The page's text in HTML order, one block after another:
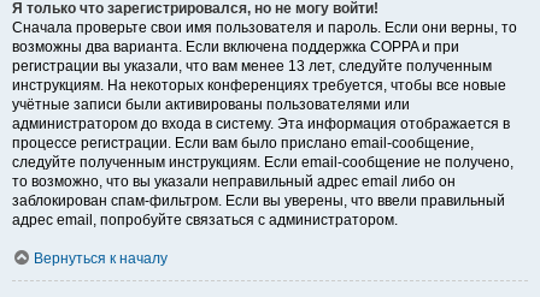
Я только что зарегистрировался, но не могу войти!
Сначала проверьте свои имя пользователя и пароль. Если они верны, то
возможны два варианта. Если включена поддержка COPPA и при
регистрации вы указали, что вам менее 13 лет, следуйте полученным
инструкциям. На некоторых конференциях требуется, чтобы все новые
учётные записи были активированы пользователями или
администратором до входа в систему. Эта информация отображается в
процессе регистрации. Если вам было прислано email-сообщение,
следуйте полученным инструкциям. Если email-сообщение не получено,
то возможно, что вы указали неправильный адрес email либо он
заблокирован спам-фильтром. Если вы уверены, что ввели правильный
адрес email, попробуйте связаться с администратором.
Вернуться к началу